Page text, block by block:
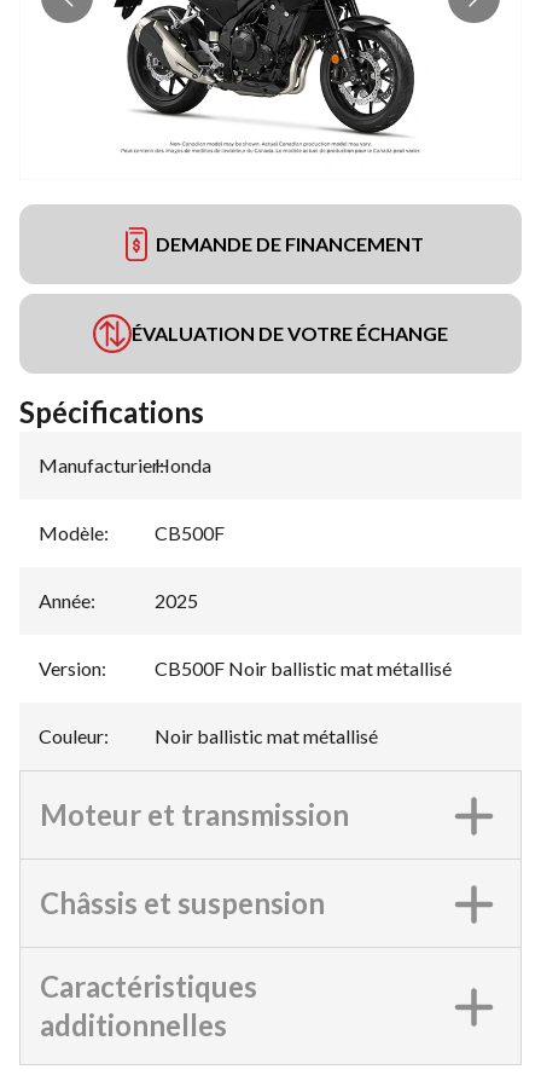
DEMANDE DE FINANCEMENT
ÉVALUATION DE VOTRE ÉCHANGE
Spécifications
Manufacturier:
Honda
Modèle: CB500F
Année: 2025
Version: CB500F Noir ballistic mat métallisé
Couleur: Noir ballistic mat métallisé
Moteur et transmission
Châssis et suspension
Caractéristiques
additionnelles